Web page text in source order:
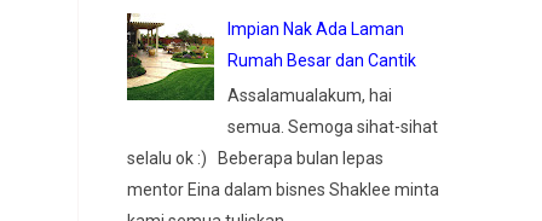
Impian Nak Ada Laman
Rumah Besar dan Cantik
Assalamualakum, hai
semua. Semoga sihat-sihat
selalu ok :) Beberapa bulan lepas
mentor Eina dalam bisnes Shaklee minta